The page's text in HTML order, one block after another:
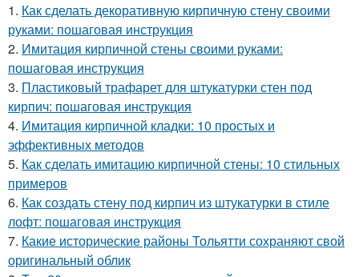
1. Как сделать декоративную кирпичную стену своими
руками: пошаговая инструкция
2. Имитация кирпичной стены своими руками:
пошаговая инструкция
3. Пластиковый трафарет для штукатурки стен под
кирпич: пошаговая инструкция
4. Имитация кирпичной кладки: 10 простых и
эффективных методов
5. Как сделать имитацию кирпичной стены: 10 стильных
примеров
6. Как создать стену под кирпич из штукатурки в стиле
лофт: пошаговая инструкция
7. Какие исторические районы Тольятти сохраняют свой
оригинальный облик